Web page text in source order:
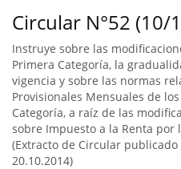
Circular N°52 (10/
Instruye sobre las
Primera Categoría, la
vigencia y sobre las normas
Provisionales Mensuales de
Categoría, a raíz de las
sobre Impuesto a la Renta por
(Extracto de Circular
20.10.2014)